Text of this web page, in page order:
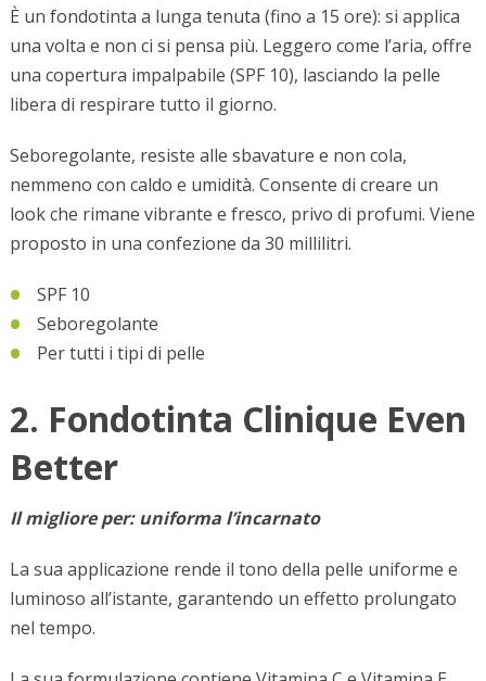
È un fondotinta a lunga tenuta (fino a 15 ore): si applica
una volta e non ci si pensa più. Leggero come l’aria, offre
una copertura impalpabile (SPF 10), lasciando la pelle
libera di respirare tutto il giorno.
Seboregolante, resiste alle sbavature e non cola,
nemmeno con caldo e umidità. Consente di creare un
look che rimane vibrante e fresco, privo di profumi. Viene
proposto in una confezione da 30 millilitri.
SPF 10
Seboregolante
Per tutti i tipi di pelle
2. Fondotinta Clinique Even
Better
Il migliore per: uniforma l’incarnato
La sua applicazione rende il tono della pelle uniforme e
luminoso all’istante, garantendo un effetto prolungato
nel tempo.